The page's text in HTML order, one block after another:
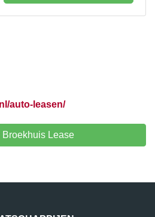
auto-leasen/
Broekhuis Lease